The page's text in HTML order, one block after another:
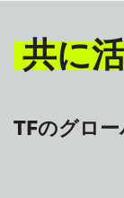
共に
TFのグロ